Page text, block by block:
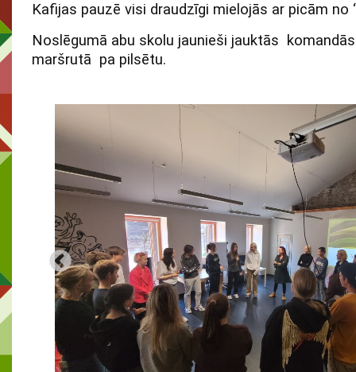
Kafijas pauzē visi draudzīgi mielojās ar picām no
Noslēgumā abu skolu jaunieši jauktās
maršrutā pa pilsētu.